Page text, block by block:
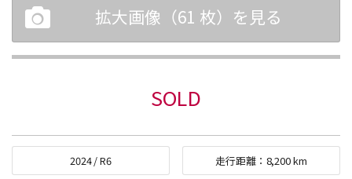
拡大画像（61 枚）を見る
SOLD
2024/R6 走行距離： 8,200km